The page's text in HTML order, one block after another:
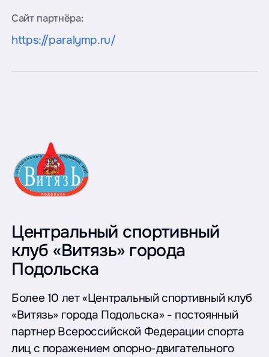
Сайт партнёра:
https://paralymp.ru/
Центральный спортивный
клуб «Витязь» города
Подольска
Более 10 лет «Центральный спортивный клуб
«Витязь» города Подольска» - постоянный
партнер Всероссийской Федерации спорта
лиц с поражением опорно-двигательного